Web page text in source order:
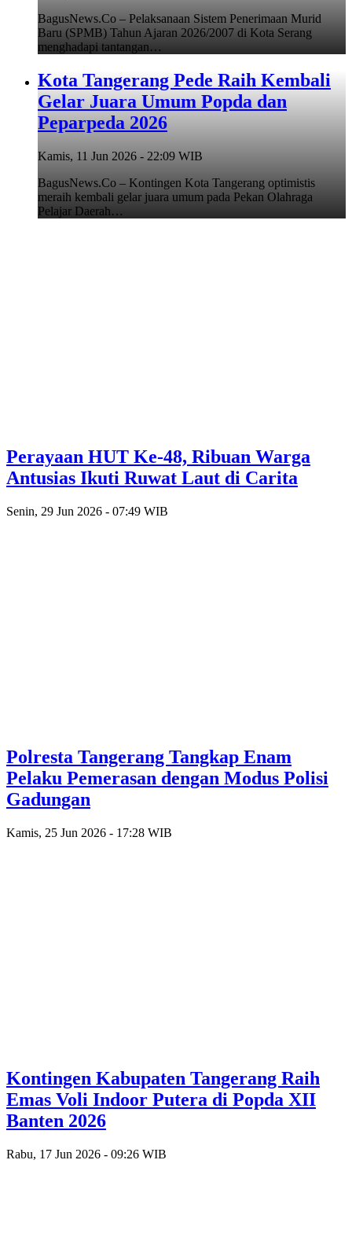
BagusNews.Co – Pelaksanaan Sistem Penerimaan Murid
Baru (SPMB) Tahun Ajaran 2026/2007 di Kota Serang
menghadapi tantangan…
Kota Tangerang Pede Raih Kembali
Gelar Juara Umum Popda dan
Peparpeda 2026
Kamis, 11 Jun 2026 - 22:09 WIB
BagusNews.Co – Kontingen Kota Tangerang optimistis
meraih kembali gelar juara umum pada Pekan Olahraga
Pelajar Daerah…
Perayaan HUT Ke-48, Ribuan Warga
Antusias Ikuti Ruwat Laut di Carita
Senin, 29 Jun 2026 - 07:49 WIB
Polresta Tangerang Tangkap Enam
Pelaku Pemerasan dengan Modus Polisi
Gadungan
Kamis, 25 Jun 2026 - 17:28 WIB
Kontingen Kabupaten Tangerang Raih
Emas Voli Indoor Putera di Popda XII
Banten 2026
Rabu, 17 Jun 2026 - 09:26 WIB